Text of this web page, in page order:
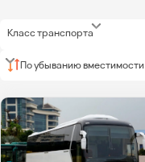
Класс транспорта
По убыванию вместимости